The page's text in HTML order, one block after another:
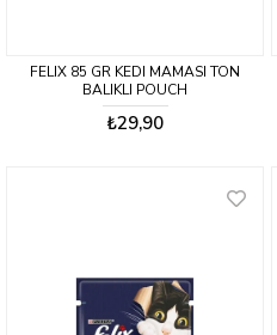
FELIX 85 GR KEDI MAMASI TON
BALIKLI POUCH
₺29,90